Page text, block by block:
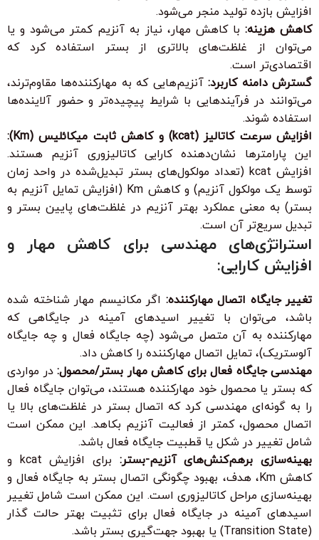
افزایش بازده تولید منجر می‌شود.
کاهش هزینه: با کاهش مهار، نیاز به آنزیم کمتر می‌شود و یا
می‌توان از غلظت‌های بالاتری از بستر استفاده کرد که
اقتصادی‌تر است.
گسترش دامنه کاربرد:آنزیم‌هایی که به مهارکننده‌ها مقاوم‌ترند،
می‌توانند در فرآیندهایی با شرایط پیچیده‌تر و حضور آلاینده‌ها
استفاده شوند.
افزایش سرعت کاتالیز (kcat) و کاهش ثابت میکائلیس (Km):
این پارامترها نشان‌دهنده کارایی کاتالیزوری آنزیم هستند.
افزایش kcat (تعداد مولکول‌های بستر تبدیل‌شده در واحد زمان
توسط یک مولکول آنزیم) و کاهش Km (افزایش تمایل آنزیم به
بستر) به معنی عملکرد بهتر آنزیم در غلظت‌های پایین بستر و
تبدیل سریع‌تر آن است.
استراتژی‌های مهندسی برای کاهش مهار و
افزایش کارایی:
تغییر جایگاه اتصال مهارکننده: اگر مکانیسم مهار شناخته شده
باشد، می‌توان با تغییر اسیدهای آمینه در جایگاهی که
مهارکننده به آن متصل می‌شود (چه جایگاه فعال و چه جایگاه
آلوستریک)، تمایل اتصال مهارکننده را کاهش داد.
مهندسی جایگاه فعال برای کاهش مهار بستر/محصول: در مواردی
که بستر یا محصول خود مهارکننده هستند، می‌توان جایگاه فعال
را به گونه‌ای مهندسی کرد که اتصال بستر در غلظت‌های بالا یا
اتصال محصول، کمتر از فعالیت آنزیم بکاهد. این ممکن است
شامل تغییر در شکل یا قطبیت جایگاه فعال باشد.
بهینه‌سازی برهم‌کنش‌های آنزیم-بستر:
برای افزایش kcat و
کاهش Km، هدف، بهبود چگونگی اتصال بستر به جایگاه فعال و
بهینه‌سازی مراحل کاتالیزوری است. این ممکن است شامل تغییر
اسیدهای آمینه در جایگاه فعال برای تثبیت بهتر حالت گذار
(Transition State) یا بهبود جهت‌گیری بستر باشد.